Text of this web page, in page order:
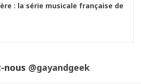
: la série musicale française de
nous @gayandgeek